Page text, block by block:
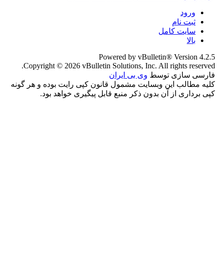
ورود
ثبت نام
سایت کامل
بالا
Powered by vBulletin® Version 4.2.5
Copyright © 2026 vBulletin Solutions, Inc. All rights reserved.
فارسی سازی توسط وی بی ایران
کلیه مطالب این وبسایت مشمول قانون کپی رایت بوده و هر گونه
کپی برداری از آن بدون ذکر منبع قابل پیگیری خواهد بود.